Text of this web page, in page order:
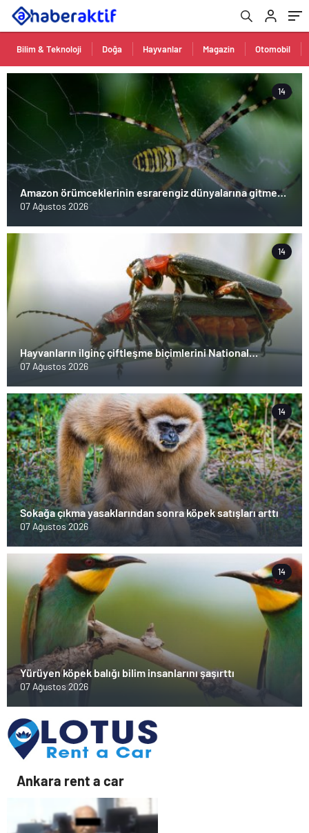
Bilim & Teknoloji Doğa Hayvanlar Magazin Otomobil
14
Amazon örümceklerinin esrarengiz dünyalarına gitmeye
hazır olun.
07 Ağustos 2026
14
Hayvanların ilginç çiftleşme biçimlerini National
Geographic görüntüledi.
07 Ağustos 2026
14
Sokağa çıkma yasaklarından sonra köpek satışları arttı
07 Ağustos 2026
14
Yürüyen köpek balığı bilim insanlarını şaşırttı
07 Ağustos 2026
Ankara rent a car